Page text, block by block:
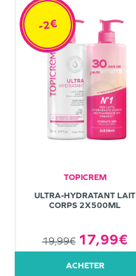
TOPICREM
ULTRA-HYDRATANT LAIT
CORPS 2X500ML
19,99€ 17,99€
-2€
ACHETER